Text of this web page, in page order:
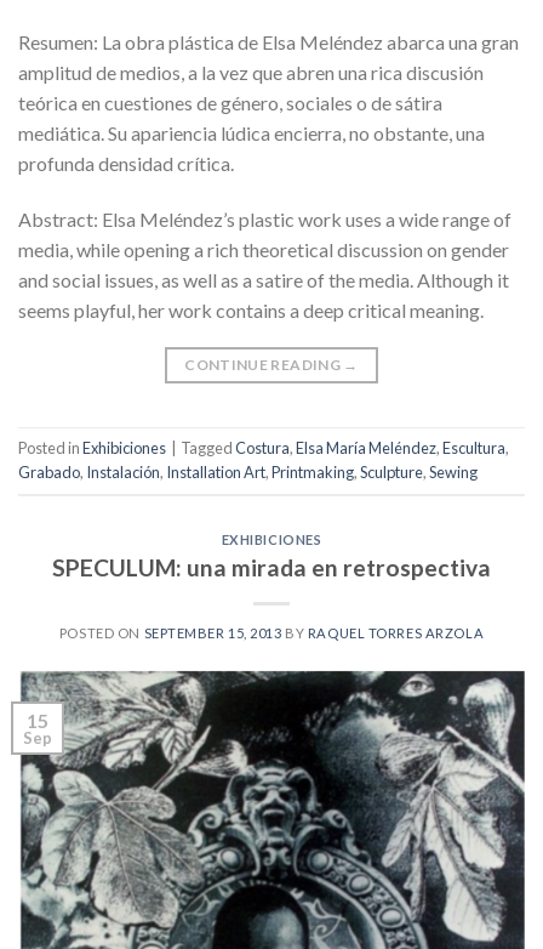
Resumen: La obra plástica de Elsa Meléndez abarca una gran
amplitud de medios, a la vez que abren una rica discusión
teórica en cuestiones de género, sociales o de sátira
mediática. Su apariencia lúdica encierra, no obstante, una
profunda densidad crítica.
Abstract: Elsa Meléndez’s plastic work uses a wide range of
media, while opening a rich theoretical discussion on gender
and social issues, as well as a satire of the media. Although it
seems playful, her work contains a deep critical meaning.
CONTINUE READING →
Posted inExhibiciones TaggedCostura,Elsa María Meléndez,Escultura,
Grabado, Instalación, Installation Art,Printmaking,Sculpture,Sewing
EXHIBICIONES
SPECULUM: una mirada en retrospectiva
POSTED ON SEPTEMBER 15, 2013 BY RAQUEL TORRES ARZOLA
15
Sep